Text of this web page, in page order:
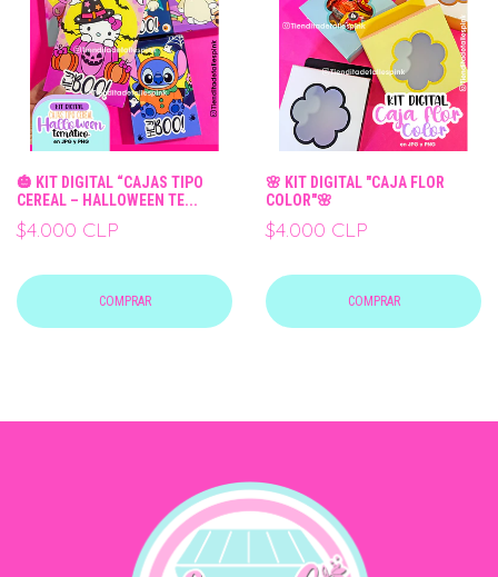
🎃 KIT DIGITAL “CAJAS TIPO
CEREAL – HALLOWEEN TE...
$4.000 CLP
COMPRAR
🌸 KIT DIGITAL "CAJA FLOR
COLOR"🌸
$4.000 CLP
COMPRAR